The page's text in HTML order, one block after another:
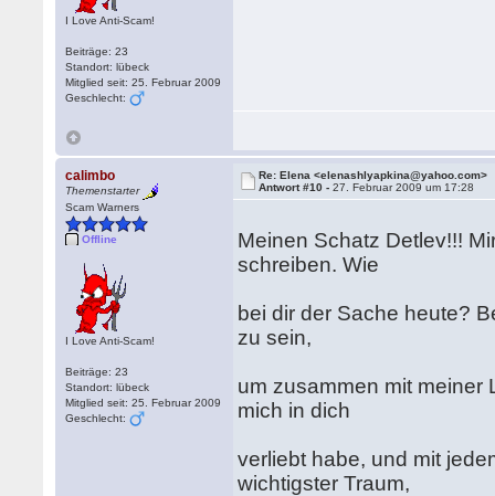
I Love Anti-Scam!
Beiträge: 23
Standort: lübeck
Mitglied seit: 25. Februar 2009
Geschlecht:
calimbo
Themenstarter
Scam Warners
Offline
I Love Anti-Scam!
Beiträge: 23
Standort: lübeck
Mitglied seit: 25. Februar 2009
Geschlecht:
Re: Elena <elenashlyapkina@yahoo.com>
Antwort #10 -27. Februar 2009 um 17:28
Meinen Schatz Detlev!!!
schreiben. Wie
bei dir der Sache heute?
zu sein,
um zusammen mit meiner
mich in dich
verliebt habe, und mit
wichtigster Traum,